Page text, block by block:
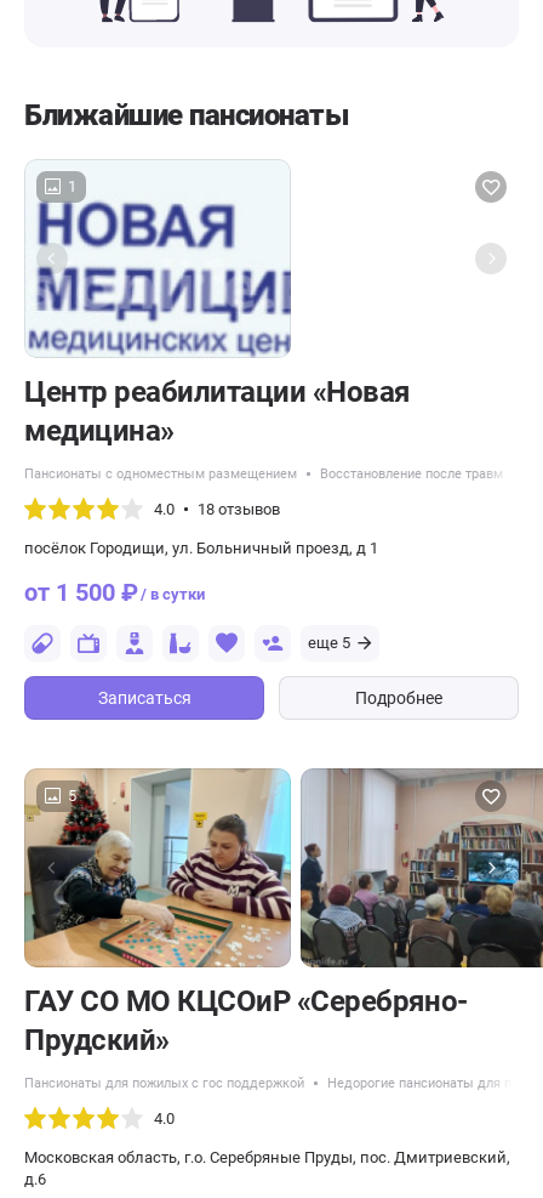
Ближайшие пансионаты
1
Центр реабилитации «Новая
медицина»
Пансионаты с одноместным размещением Восстановление после травм
4.0 18 отзывов
посёлок Городищи, ул. Больничный проезд, д 1
от 1 500 ₽/ в сутки
еще 5
Записаться Подробнее
5
ГАУ СО МО КЦСОиР «Серебряно-
Прудский»
Пансионаты для пожилых с гос поддержкой Недорогие пансионаты для
4.0
Московская область, г.о. Серебряные Пруды, пос. Дмитриевский,
д.6